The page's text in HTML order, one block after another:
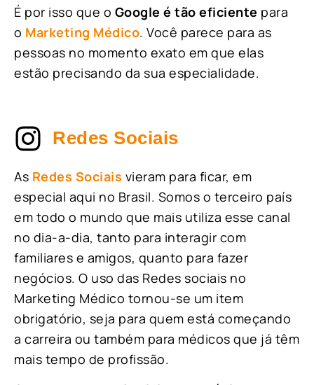
É por isso que o Google é tão eficiente para
o Marketing Médico. Você parece para as
pessoas no momento exato em que elas
estão precisando da sua especialidade.
Redes Sociais
As Redes Sociais vieram para ficar, em
especial aqui no Brasil. Somos o terceiro país
em todo o mundo que mais utiliza esse canal
no dia-a-dia, tanto para interagir com
familiares e amigos, quanto para fazer
negócios. O uso das Redes sociais no
Marketing Médico tornou-se um item
obrigatório, seja para quem está começando
a carreira ou também para médicos que já têm
mais tempo de profissão.